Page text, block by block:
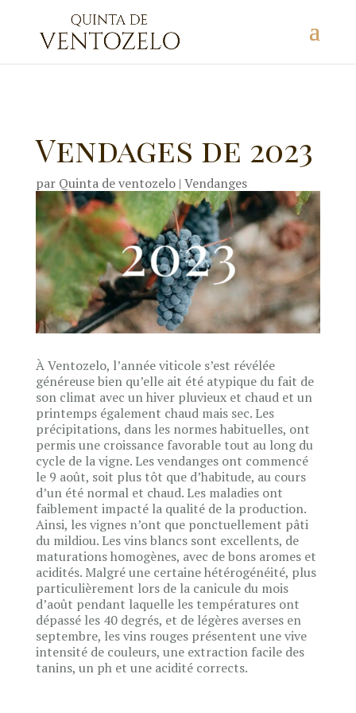
Vendages de 2023
par Quinta de ventozelo| Vendanges
À Ventozelo, l’année viticole s’est révélée
généreuse bien qu’elle ait été atypique du fait de
son climat avec un hiver pluvieux et chaud et un
printemps également chaud mais sec. Les
précipitations, dans les normes habituelles, ont
permis une croissance favorable tout au long du
cycle de la vigne. Les vendanges ont commencé
le 9 août, soit plus tôt que d’habitude, au cours
d’un été normal et chaud. Les maladies ont
faiblement impacté la qualité de la production.
Ainsi, les vignes n’ont que ponctuellement pâti
du mildiou. Les vins blancs sont excellents, de
maturations homogènes, avec de bons aromes et
acidités. Malgré une certaine hétérogénéité, plus
particulièrement lors de la canicule du mois
d’août pendant laquelle les températures ont
dépassé les 40 degrés, et de légères averses en
septembre, les vins rouges présentent une vive
intensité de couleurs, une extraction facile des
tanins, un ph et une acidité corrects.